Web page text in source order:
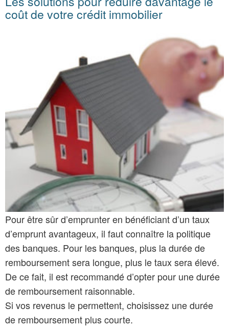
coût de votre crédit immobilier
Pour être sûr d’emprunter en bénéficiant d’un taux
d’emprunt avantageux, il faut connaître la politique
des banques. Pour les banques, plus la durée de
remboursement sera longue, plus le taux sera élevé.
De ce fait, il est recommandé d’opter pour une durée
de remboursement raisonnable.
Si vos revenus le permettent, choisissez une durée
de remboursement plus courte.